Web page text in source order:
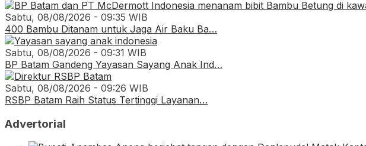
Sabtu, 08/08/2026 - 09:35 WIB
400 Bambu Ditanam untuk Jaga Air Baku Ba…
Sabtu, 08/08/2026 - 09:31 WIB
BP Batam Gandeng Yayasan Sayang Anak Ind…
Sabtu, 08/08/2026 - 09:26 WIB
RSBP Batam Raih Status Tertinggi Layanan…
Advertorial